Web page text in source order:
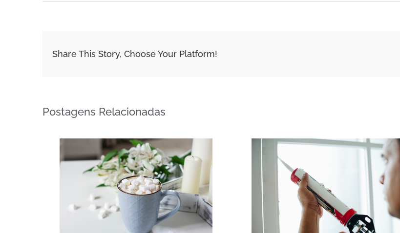
Share This Story, Choose Your Platform!
Postagens Relacionadas